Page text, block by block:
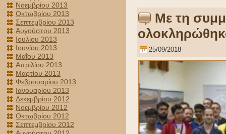
Νοεμβρίου 2013
Οκτωβρίου 2013
Σεπτεμβρίου 2013
Αυγούστου 2013
Ιουλίου 2013
Ιουνίου 2013
Μαΐου 2013
Απριλίου 2013
Μαρτίου 2013
Φεβρουαρίου 2013
Ιανουαρίου 2013
Δεκεμβρίου 2012
Νοεμβρίου 2012
Οκτωβρίου 2012
Σεπτεμβρίου 2012
Με τη
25/09/2018